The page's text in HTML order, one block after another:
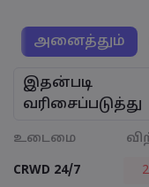
அனைத்தும்
இதன்படி
வரிசைப்படுத்து
உடைமை
CRWD 24/7